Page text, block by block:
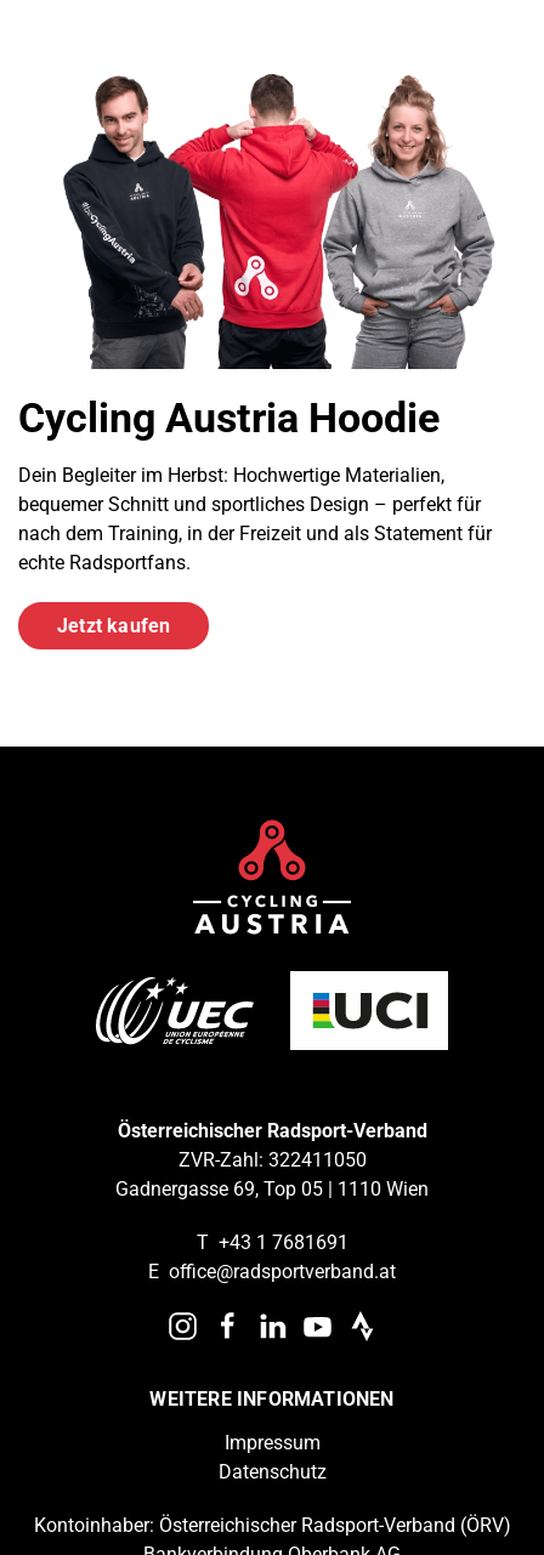
Cycling Austria Hoodie
Dein Begleiter im Herbst: Hochwertige Materialien,
bequemer Schnitt und sportliches Design – perfekt für
nach dem Training, in der Freizeit und als Statement für
echte Radsportfans.
Jetzt kaufen
Österreichischer Radsport-Verband
ZVR-Zahl: 322411050
Gadnergasse 69, Top 05 | 1110 Wien
T +43 1 7681691
E office@radsportverband.at
WEITERE INFORMATIONEN
Impressum
Datenschutz
Kontoinhaber: Österreichischer Radsport-Verband (ÖRV)